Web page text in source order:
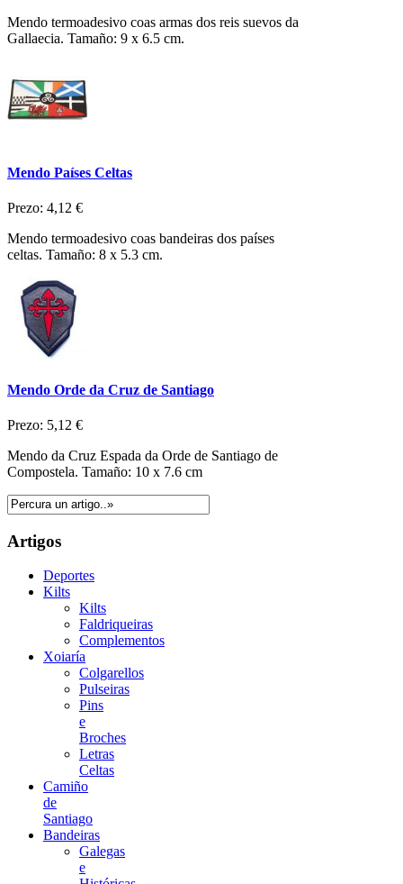
Mendo termoadesivo coas armas dos reis suevos da
Gallaecia. Tamaño: 9 x 6.5 cm.
Mendo Países Celtas
Prezo: 4,12 €
Mendo termoadesivo coas bandeiras dos países
celtas. Tamaño: 8 x 5.3 cm.
Mendo Orde da Cruz de Santiago
Prezo: 5,12 €
Mendo da Cruz Espada da Orde de Santiago de
Compostela. Tamaño: 10 x 7.6 cm
Artigos
Deportes
Kilts
Kilts
Faldriqueiras
Complementos
Xoiaría
Colgarellos
Pulseiras
Pins
e
Broches
Letras
Celtas
Camiño
de
Santiago
Bandeiras
Galegas
e